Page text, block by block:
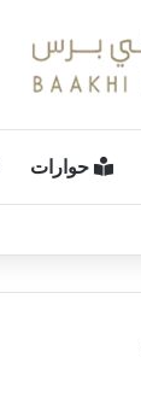
حوارات